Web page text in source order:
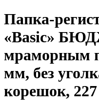
Папка-
«Basic»
мраморным
мм, без
корешок, 227